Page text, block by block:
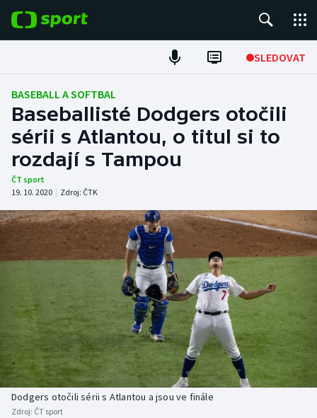
SLEDOVAT
Fotbal
Hokej
Tenis
Atletika
Cyklistika
DALŠÍ SPORTY
Americký fotbal
Baseball a softbal
Basketbal
Biatlon
NEPŘEHLÉDNĚTE
Soutěže
Historické návraty
Aplikace ČT sport
BASEBALL A SOFTBAL
Baseballisté Dodgers otočili
sérii s Atlantou, o titul si to
rozdají s Tampou
ČT sport
19. 10. 2020 | Zdroj: ČTK
Dodgers otočili sérii s Atlantou a jsou ve finále
Zdroj: ČT sport